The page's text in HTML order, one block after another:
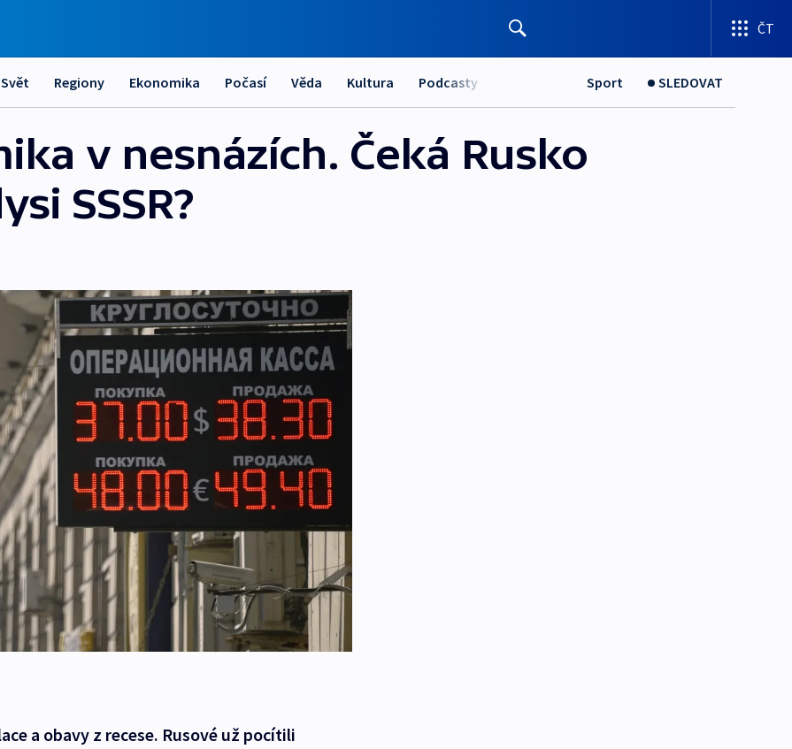
ČT
Svět Regiony Ekonomika Počasí Věda Kultura Podcasty Sport SLEDOVAT
v nesnázích. Čeká Rusko
SSSR?
a obavy z recese. Rusové už pocítili